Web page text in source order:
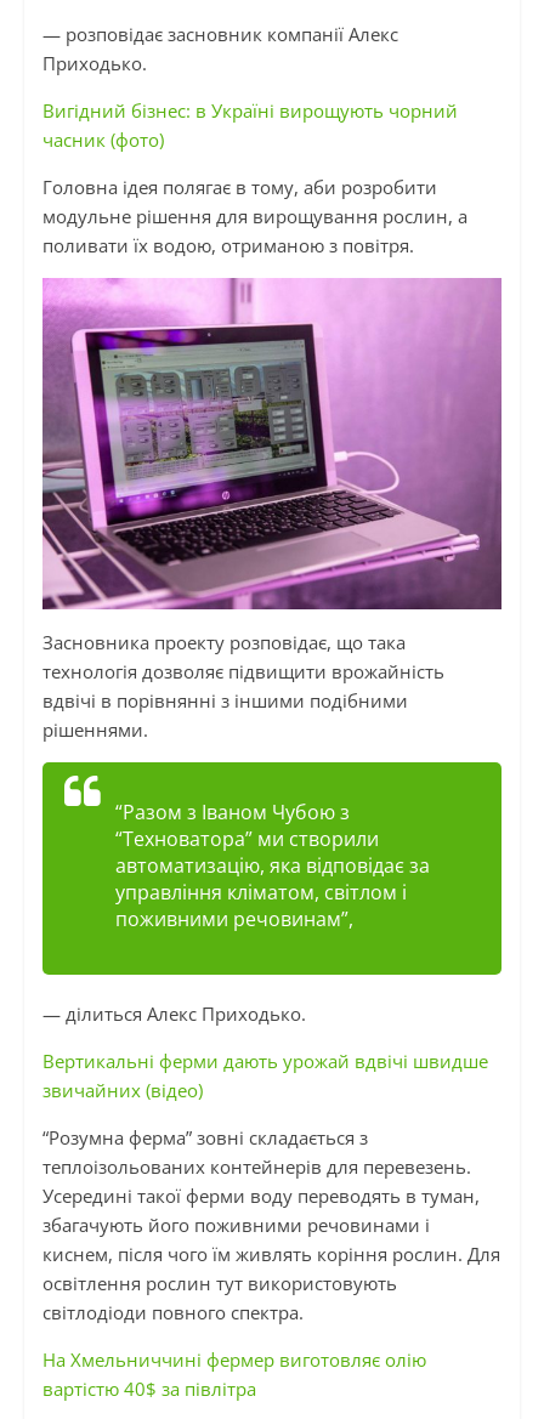
— розповідає засновник компанії Алекс
Приходько.
Вигідний бізнес: в Україні вирощують чорний
часник (фото)
Головна ідея полягає в тому, аби розробити
модульне рішення для вирощування рослин, а
поливати їх водою, отриманою з повітря.
Засновника проекту розповідає, що така
технологія дозволяє підвищити врожайність
вдвічі в порівнянні з іншими подібними
рішеннями.
“Разом з Іваном Чубою з
“Техноватора” ми створили
автоматизацію, яка відповідає за
управління кліматом, світлом і
поживними речовинам”,
— ділиться Алекс Приходько.
Вертикальні ферми дають урожай вдвічі швидше
звичайних (відео)
“Розумна ферма” зовні складається з
теплоізольованих контейнерів для перевезень.
Усередині такої ферми воду переводять в туман,
збагачують його поживними речовинами і
киснем, після чого їм живлять коріння рослин. Для
освітлення рослин тут використовують
світлодіоди повного спектра.
На Хмельниччині фермер виготовляє олію
вартістю 40$ за півлітра